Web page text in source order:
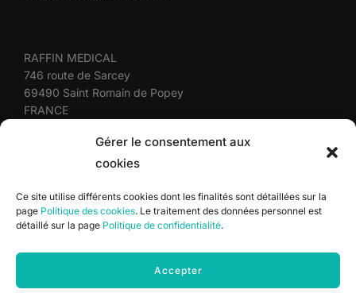
Gérer le consentement aux
cookies
Ce site utilise différents cookies dont les finalités sont détaillées sur la
page Politique des cookies. Le traitement des données personnel est
détaillé sur la page Politique de confidentialité.
Accepter
RAFFIN MEDICAL
746 route de Sarcey
69490 Saint Romain de Popey
FRANCE
Site map
Terms and conditions
Privacy policy